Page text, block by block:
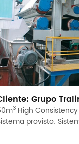
Grupo
3 High
provisto: